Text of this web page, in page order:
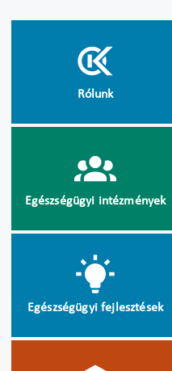
Rólunk
Egészségügyi intézmények
Egészségügyi fejlesztések